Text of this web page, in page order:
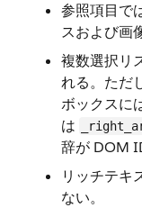
参照項目で
スおよび画
複数選択リ
れる。ただ
ボックスに
は
辞が DOM
リッチテキ
ない。